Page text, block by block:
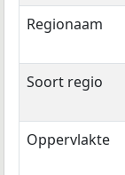
Regionaam
Soort regio
Oppervlakte